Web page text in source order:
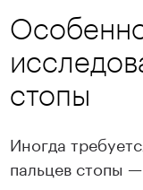
стопы
Иногда
пальцев стопы